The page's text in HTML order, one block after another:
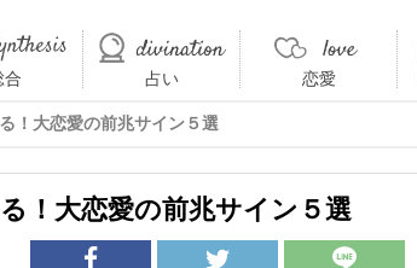
合 占い 恋愛
！大恋愛の前兆サイン５選
！大恋愛の前兆サイン５選